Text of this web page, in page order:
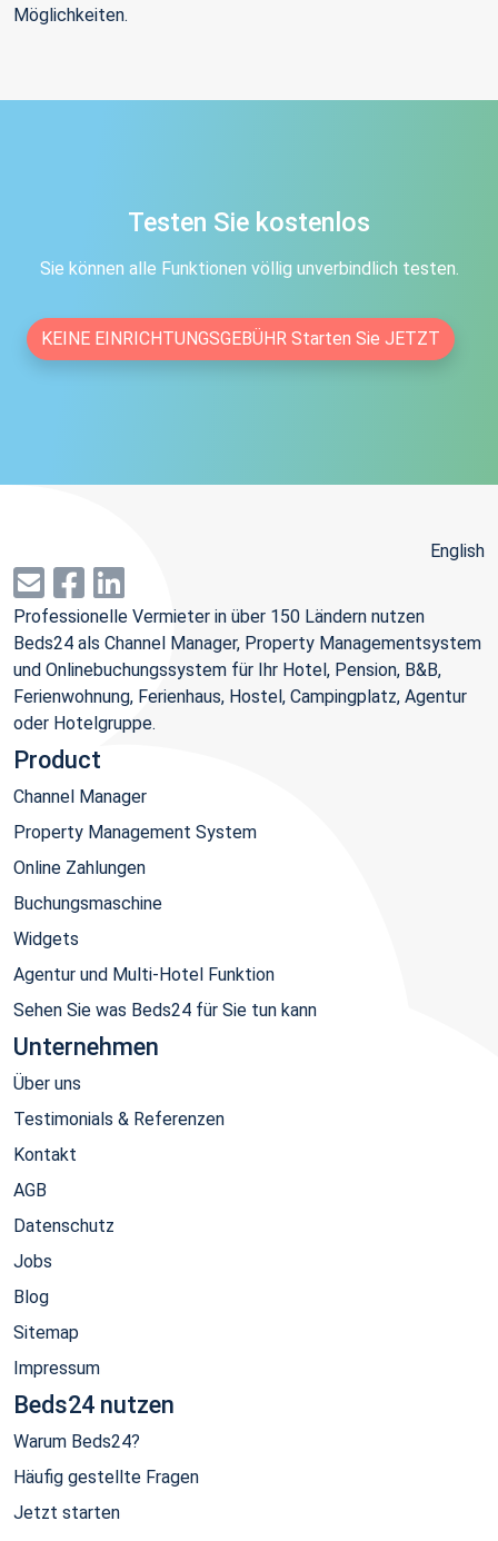
Möglichkeiten.
Testen Sie kostenlos
Sie können alle Funktionen völlig unverbindlich testen.
KEINE EINRICHTUNGSGEBÜHR Starten Sie JETZT
English
Professionelle Vermieter in über 150 Ländern nutzen
Beds24 als Channel Manager, Property Managementsystem
und Onlinebuchungssystem für Ihr Hotel, Pension, B&B,
Ferienwohnung, Ferienhaus, Hostel, Campingplatz, Agentur
oder Hotelgruppe.
Product
Channel Manager
Property Management System
Online Zahlungen
Buchungsmaschine
Widgets
Agentur und Multi-Hotel Funktion
Sehen Sie was Beds24 für Sie tun kann
Unternehmen
Über uns
Testimonials & Referenzen
Kontakt
AGB
Datenschutz
Jobs
Blog
Sitemap
Impressum
Beds24 nutzen
Warum Beds24?
Häufig gestellte Fragen
Jetzt starten